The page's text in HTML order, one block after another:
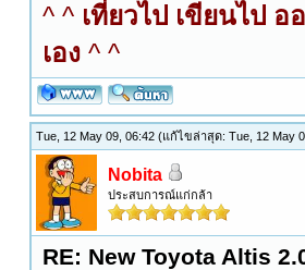
^ ^ เที่ยวไป เขียนไป
เอง ^ ^
Tue, 12 May 09, 06:42(แก้ไขล่าสุด: Tue, 12 May
Nobita
ประสบการณ์แก่กล้า
RE: New Toyota Altis